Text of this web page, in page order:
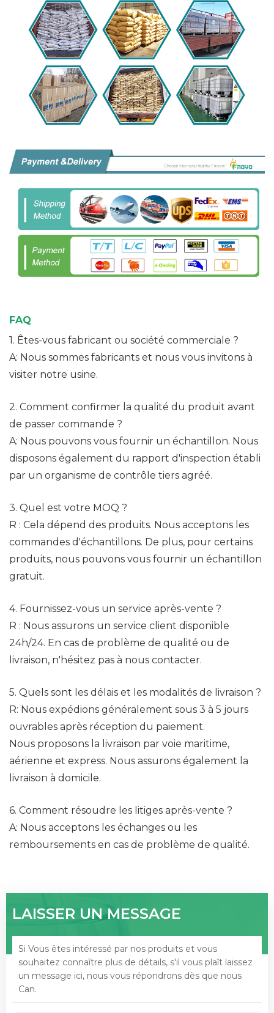
FAQ
1. Êtes-vous fabricant ou société commerciale ?
A: Nous sommes fabricants et nous vous invitons à
visiter notre usine.
2. Comment confirmer la qualité du produit avant
de passer commande ?
A: Nous pouvons vous fournir un échantillon. Nous
disposons également du rapport d'inspection établi
par un organisme de contrôle tiers agréé.
3. Quel est votre MOQ ?
R : Cela dépend des produits. Nous acceptons les
commandes d'échantillons. De plus, pour certains
produits, nous pouvons vous fournir un échantillon
gratuit.
4. Fournissez-vous un service après-vente ?
R : Nous assurons un service client disponible
24h/24. En cas de problème de qualité ou de
livraison, n'hésitez pas à nous contacter.
5. Quels sont les délais et les modalités de livraison ?
R: Nous expédions généralement sous 3 à 5 jours
ouvrables après réception du paiement.
Nous proposons la livraison par voie maritime,
aérienne et express. Nous assurons également la
livraison à domicile.
6. Comment résoudre les litiges après-vente ?
A: Nous acceptons les échanges ou les
remboursements en cas de problème de qualité.
LAISSER UN MESSAGE
Si Vous êtes intéressé par nos produits et vous
souhaitez connaître plus de détails, s'il vous plaît laissez
un message ici, nous vous répondrons dès que nous
Can.